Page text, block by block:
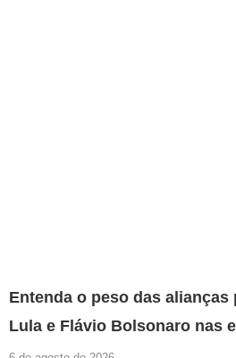
Entenda o peso das alianças
Lula e Flávio Bolsonaro nas